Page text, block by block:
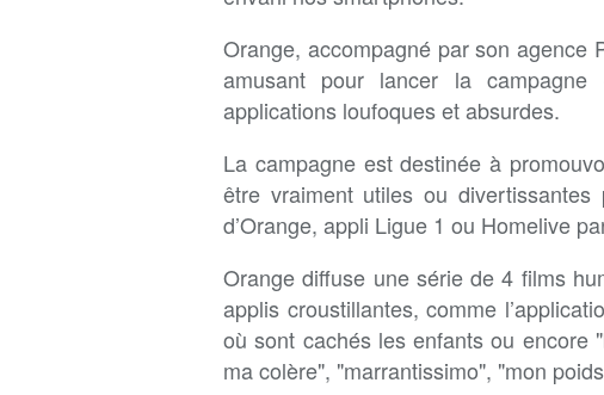
Orange, accompagné par son agence
amusant pour lancer la
applications loufoques et absurdes.
La campagne est destinée à
être vraiment utiles ou
d’Orange, appli Ligue 1 ou Homelive
Orange diffuse une série de 4 films
applis croustillantes, comme
où sont cachés les enfants ou encore
ma colère", "marrantissimo", "mon